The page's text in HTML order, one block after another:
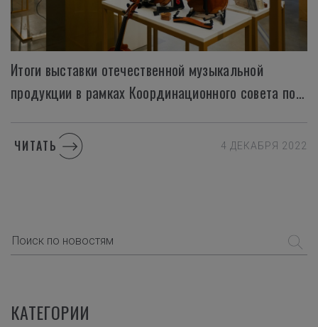
Итоги выставки отечественной музыкальной
продукции в рамках Координационного совета по культуре в Туле
ЧИТАТЬ 4 ДЕКАБРЯ 2022
КАТЕГОРИИ